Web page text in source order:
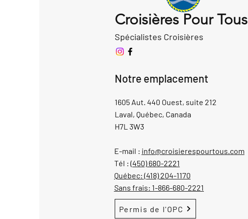
Croisières Pour Tous
Spécialistes Croisières
Notre emplacement
1605 Aut. 440 Ouest, suite 212
Laval, Québec, Canada
H7L 3W3
E-mail : info@croisierespourtous.com
Tél : (450) 680-2221
Québec: (418) 204-1170
Sans frais: 1-866-680-2221
Permis de l'OPC